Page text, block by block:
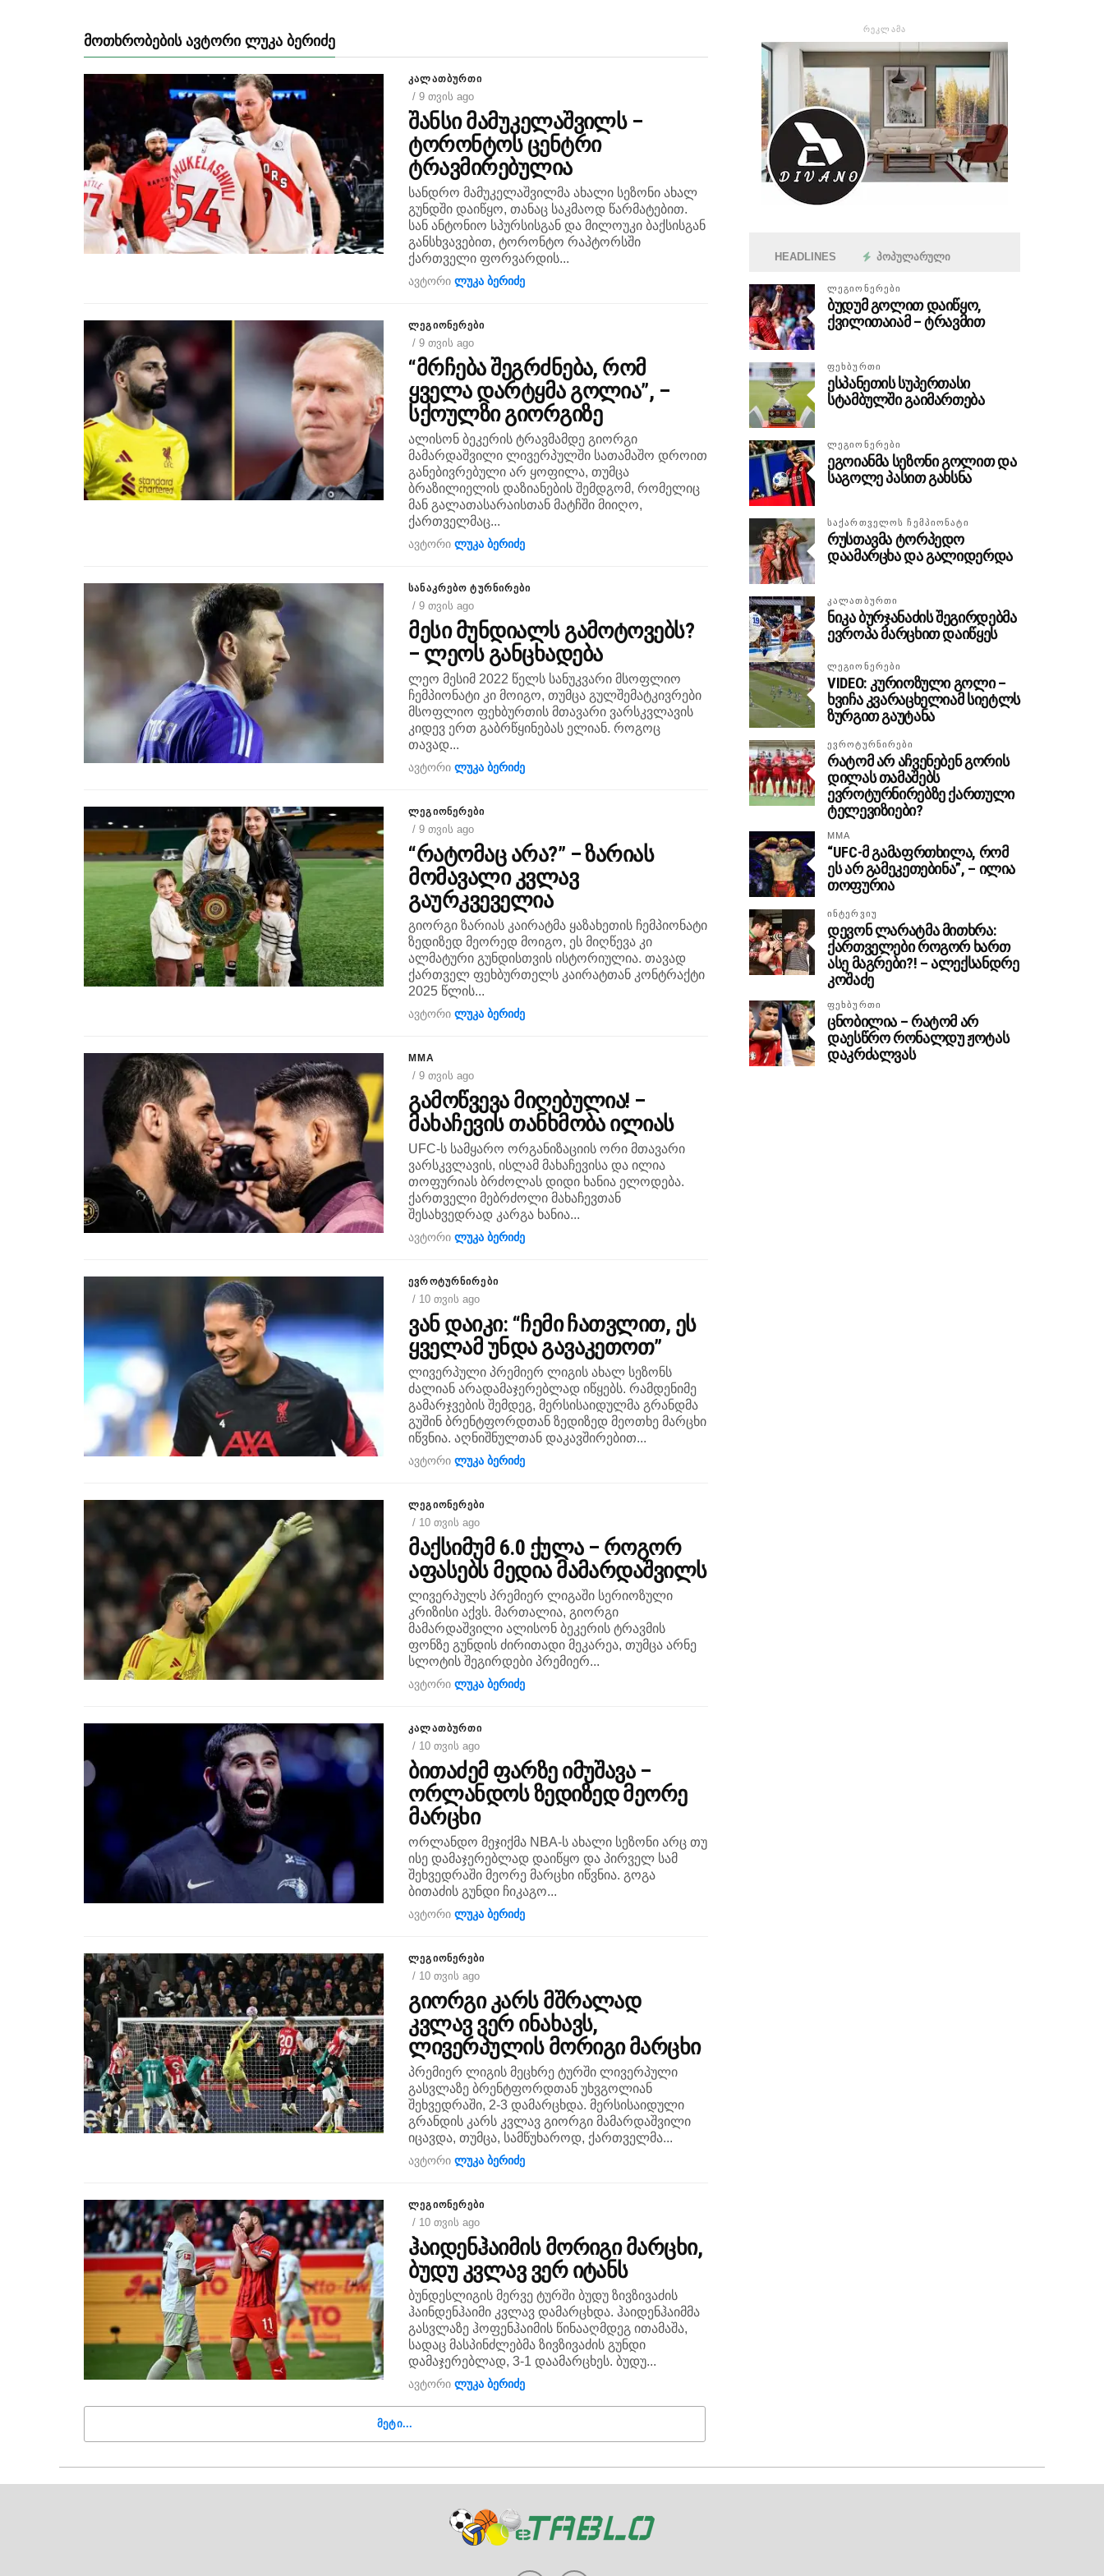
ᲛᲝᲗᲮᲠᲝᲑᲔᲑᲘᲡ ᲐᲕᲢᲝᲠᲘ ᲚᲣᲙᲐ ᲑᲔᲠᲘᲫᲔ
ᲙᲐᲚᲐᲗᲑᲣᲠᲗᲘ
/ 9 თვის ago
შანსი მამუკელაშვილს –
ტორონტოს ცენტრი
ტრავმირებულია
სანდრო მამუკელაშვილმა ახალი სეზონი ახალ
გუნდში დაიწყო, თანაც საკმაოდ წარმატებით.
სან ანტონიო სპურსისგან და მილოუკი ბაქსისგან
განსხვავებით, ტორონტო რაპტორსში
ქართველი ფორვარდის...
ავტორილუკა ბერიძე
ᲚᲔᲒᲘᲝᲜᲔᲠᲔᲑᲘ
/ 9 თვის ago
“მრჩება შეგრძნება, რომ
ყველა დარტყმა გოლია”, –
სქოულზი გიორგიზე
ალისონ ბეკერის ტრავმამდე გიორგი
მამარდაშვილი ლივერპულში სათამაშო დროით
განებივრებული არ ყოფილა, თუმცა
ბრაზილიელის დაზიანების შემდგომ, რომელიც
მან გალათასარაისთან მატჩში მიიღო,
ქართველმაც...
ავტორილუკა ბერიძე
ᲡᲐᲜᲐᲙᲠᲔᲑᲝ ᲢᲣᲠᲜᲘᲠᲔᲑᲘ
/ 9 თვის ago
მესი მუნდიალს გამოტოვებს?
– ლეოს განცხადება
ლეო მესიმ 2022 წელს სანუკვარი მსოფლიო
ჩემპიონატი კი მოიგო, თუმცა გულშემატკივრები
მსოფლიო ფეხბურთის მთავარი ვარსკვლავის
კიდევ ერთ გაბრწყინებას ელიან. როგოც
თავად...
ავტორილუკა ბერიძე
ᲚᲔᲒᲘᲝᲜᲔᲠᲔᲑᲘ
/ 9 თვის ago
“რატომაც არა?” – ზარიას
მომავალი კვლავ
გაურკვეველია
გიორგი ზარიას კაირატმა ყაზახეთის ჩემპიონატი
ზედიზედ მეორედ მოიგო, ეს მიღწევა კი
ალმატური გუნდისთვის ისტორიულია. თავად
ქართველ ფეხბურთელს კაირატთან კონტრაქტი
2025 წლის...
ავტორილუკა ბერიძე
MMA
/ 9 თვის ago
გამოწვევა მიღებულია! –
მახაჩევის თანხმობა ილიას
UFC-ს სამყარო ორგანიზაციის ორი მთავარი
ვარსკვლავის, ისლამ მახაჩევისა და ილია
თოფურიას ბრძოლას დიდი ხანია ელოდება.
ქართველი მებრძოლი მახაჩევთან
შესახვედრად კარგა ხანია...
ავტორილუკა ბერიძე
ᲔᲕᲠᲝᲢᲣᲠᲜᲘᲠᲔᲑᲘ
/ 10 თვის ago
ვან დაიკი: “ჩემი ჩათვლით, ეს
ყველამ უნდა გავაკეთოთ”
ლივერპული პრემიერ ლიგის ახალ სეზონს
ძალიან არადამაჯერებლად იწყებს. რამდენიმე
გამარჯვების შემდეგ, მერსისაიდულმა გრანდმა
გუშინ ბრენტფორდთან ზედიზედ მეოთხე მარცხი
იწვნია. აღნიშნულთან დაკავშირებით...
ავტორილუკა ბერიძე
ᲚᲔᲒᲘᲝᲜᲔᲠᲔᲑᲘ
/ 10 თვის ago
მაქსიმუმ 6.0 ქულა – როგორ
აფასებს მედია მამარდაშვილს
ლივერპულს პრემიერ ლიგაში სერიოზული
კრიზისი აქვს. მართალია, გიორგი
მამარდაშვილი ალისონ ბეკერის ტრავმის
ფონზე გუნდის ძირითადი მეკარეა, თუმცა არნე
სლოტის შეგირდები პრემიერ...
ავტორილუკა ბერიძე
ᲙᲐᲚᲐᲗᲑᲣᲠᲗᲘ
/ 10 თვის ago
ბითაძემ ფარზე იმუშავა –
ორლანდოს ზედიზედ მეორე
მარცხი
ორლანდო მეჯიქმა NBA-ს ახალი სეზონი არც თუ
ისე დამაჯერებლად დაიწყო და პირველ სამ
შეხვედრაში მეორე მარცხი იწვნია. გოგა
ბითაძის გუნდი ჩიკაგო...
ავტორილუკა ბერიძე
ᲚᲔᲒᲘᲝᲜᲔᲠᲔᲑᲘ
/ 10 თვის ago
გიორგი კარს მშრალად
კვლავ ვერ ინახავს,
ლივერპულის მორიგი მარცხი
პრემიერ ლიგის მეცხრე ტურში ლივერპული
გასვლაზე ბრენტფორდთან უხვგოლიან
შეხვედრაში, 2-3 დამარცხდა. მერსისაიდული
გრანდის კარს კვლავ გიორგი მამარდაშვილი
იცავდა, თუმცა, სამწუხაროდ, ქართველმა...
ავტორილუკა ბერიძე
ᲚᲔᲒᲘᲝᲜᲔᲠᲔᲑᲘ
/ 10 თვის ago
ჰაიდენჰაიმის მორიგი მარცხი,
ბუდუ კვლავ ვერ იტანს
ბუნდესლიგის მერვე ტურში ბუდუ ზივზივაძის
ჰაინდენჰაიმი კვლავ დამარცხდა. ჰაიდენჰაიმმა
გასვლაზე ჰოფენჰაიმის წინააღმდეგ ითამაშა,
სადაც მასპინძლებმა ზივზივაძის გუნდი
დამაჯერებლად, 3-1 დაამარცხეს. ბუდუ...
ავტორილუკა ბერიძე
ᲛᲔᲢᲘ...
ᲠᲔᲙᲚᲐᲛᲐ
HEADLINES ᲞᲝᲞᲣᲚᲐᲠᲣᲚᲘ
ᲚᲔᲒᲘᲝᲜᲔᲠᲔᲑᲘ
ბუდუმ გოლით დაიწყო,
ქვილითაიამ – ტრავმით
ᲤᲔᲮᲑᲣᲠᲗᲘ
ესპანეთის სუპერთასი
სტამბულში გაიმართება
ᲚᲔᲒᲘᲝᲜᲔᲠᲔᲑᲘ
ეგოიანმა სეზონი გოლით და
საგოლე პასით გახსნა
ᲡᲐᲥᲐᲠᲗᲕᲔᲚᲝᲡ ᲩᲔᲛᲞᲘᲝᲜᲐᲢᲘ
რუსთავმა ტორპედო
დაამარცხა და გალიდერდა
ᲙᲐᲚᲐᲗᲑᲣᲠᲗᲘ
ნიკა ბურჯანაძის შეგირდებმა
ევროპა მარცხით დაიწყეს
ᲚᲔᲒᲘᲝᲜᲔᲠᲔᲑᲘ
VIDEO: კურიოზული გოლი –
ხვიჩა კვარაცხელიამ სიეტლს
ზურგით გაუტანა
ᲔᲕᲠᲝᲢᲣᲠᲜᲘᲠᲔᲑᲘ
რატომ არ აჩვენებენ გორის
დილას თამაშებს
ევროტურნირებზე ქართული
ტელევიზიები?
MMA
“UFC-მ გამაფრთხილა, რომ
ეს არ გამეკეთებინა”, – ილია
თოფურია
ᲘᲜᲢᲔᲠᲕᲘᲣ
დევონ ლარატმა მითხრა:
ქართველები როგორ ხართ
ასე მაგრები?! – ალექსანდრე
კოშაძე
ᲤᲔᲮᲑᲣᲠᲗᲘ
ცნობილია – რატომ არ
დაესწრო რონალდუ ჟოტას
დაკრძალვას